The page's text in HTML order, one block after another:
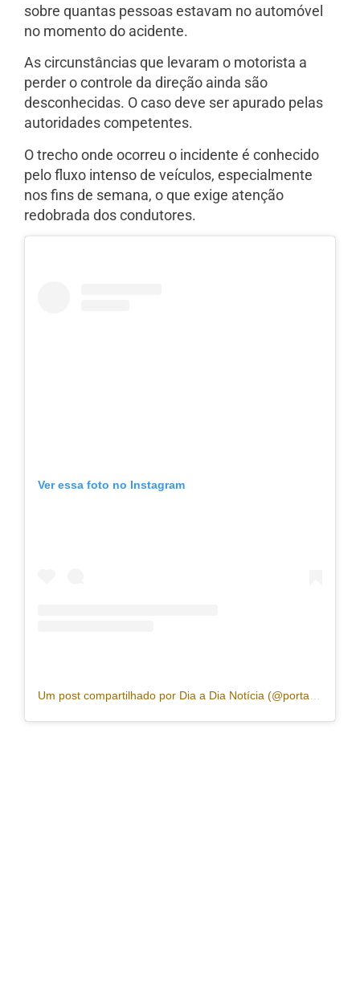
sobre quantas pessoas estavam no automóvel
no momento do acidente.
As circunstâncias que levaram o motorista a
perder o controle da direção ainda são
desconhecidas. O caso deve ser apurado pelas
autoridades competentes.
O trecho onde ocorreu o incidente é conhecido
pelo fluxo intenso de veículos, especialmente
nos fins de semana, o que exige atenção
redobrada dos condutores.
Ver essa foto no Instagram
Um post compartilhado por Dia a Dia Notícia (@portaldiaadia)